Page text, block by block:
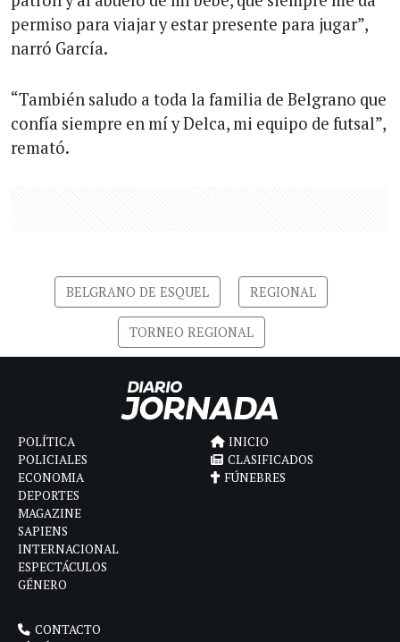
permiso para viajar y estar presente para jugar”,
narró García.
“También saludo a toda la familia de Belgrano que
confía siempre en mí y Delca, mi equipo de futsal”,
remató.
BELGRANO DE ESQUEL REGIONAL
TORNEO REGIONAL
POLÍTICA
POLICIALES
ECONOMIA
DEPORTES
MAGAZINE
SAPIENS
INTERNACIONAL
ESPECTÁCULOS
GÉNERO
INICIO
CLASIFICADOS
FÚNEBRES
CONTACTO